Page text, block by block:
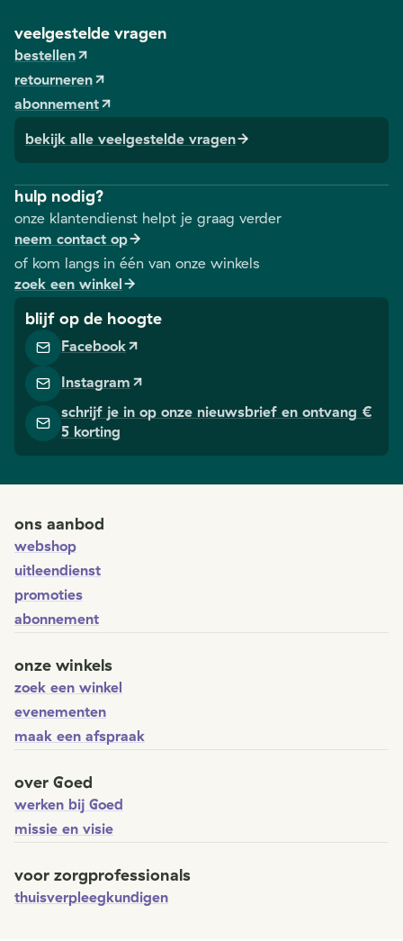
veelgestelde vragen
bestellen
retourneren
abonnement
bekijk alle veelgestelde vragen
hulp nodig?
onze klantendienst helpt je graag verder
neem contact op
of kom langs in één van onze winkels
zoek een winkel
blijf op de hoogte
Facebook
Instagram
schrijf je in op onze nieuwsbrief en ontvang €
5 korting
ons aanbod
webshop
uitleendienst
promoties
abonnement
onze winkels
zoek een winkel
evenementen
maak een afspraak
over Goed
werken bij Goed
missie en visie
voor zorgprofessionals
thuisverpleegkundigen